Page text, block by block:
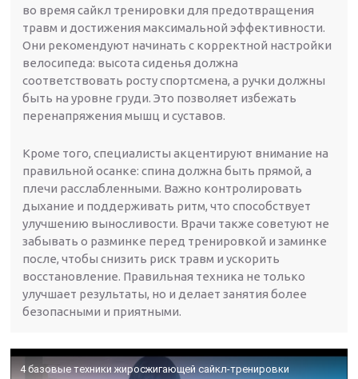
во время сайкл тренировки для предотвращения
травм и достижения максимальной эффективности.
Они рекомендуют начинать с корректной настройки
велосипеда: высота сиденья должна
соответствовать росту спортсмена, а ручки должны
быть на уровне груди. Это позволяет избежать
перенапряжения мышц и суставов.
Кроме того, специалисты акцентируют внимание на
правильной осанке: спина должна быть прямой, а
плечи расслабленными. Важно контролировать
дыхание и поддерживать ритм, что способствует
улучшению выносливости. Врачи также советуют не
забывать о разминке перед тренировкой и заминке
после, чтобы снизить риск травм и ускорить
восстановление. Правильная техника не только
улучшает результаты, но и делает занятия более
безопасными и приятными.
4 базовые техники жиросжигающей сайкл-тренировки